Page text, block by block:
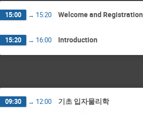
15:00 → 15:20 Welcome and Registration
15:20 → 16:00 Introduction
09:30 → 12:00 기초 입자물리학